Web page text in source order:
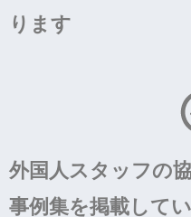
ります
外国人スタッフの
事例集を掲載して